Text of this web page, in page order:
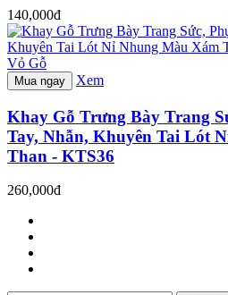
140,000đ
Vỏ Gỗ
Mua ngay Xem
Khay Gỗ Trưng Bày Trang
Tay, Nhẫn, Khuyên Tai Lót
Than - KTS36
260,000đ